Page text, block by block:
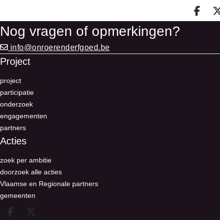
Nog vragen of opmerkingen?
info@onroerenderfgoed.be
Project
project
participatie
onderzoek
engagementen
partners
Acties
zoek per ambitie
doorzoek alle acties
Vlaamse en Regionale partners
gemeenten